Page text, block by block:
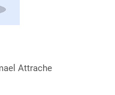
Attrache